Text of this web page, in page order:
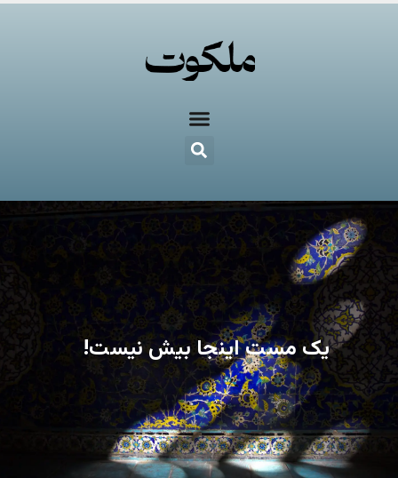
یک مست اینجا بیش نیست!